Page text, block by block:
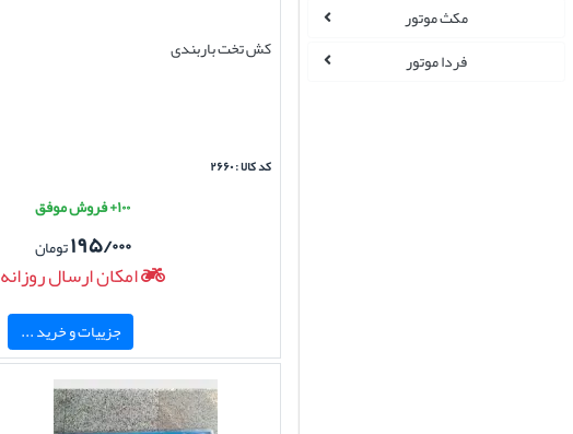
مکث موتور
فردا موتور
کش تخت باربندی
کد کالا : ۲۶۶۰
۱۰۰+ فروش موفق
۱۹۵/۰۰۰تومان
امکان ارسال روزانه
جزییات و خرید ...